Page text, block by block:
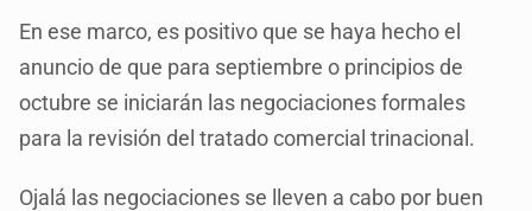
En ese marco, es positivo que se haya hecho el
anuncio de que para septiembre o principios de
octubre se iniciarán las negociaciones formales
para la revisión del tratado comercial trinacional.
Ojalá las negociaciones se lleven a cabo por buen